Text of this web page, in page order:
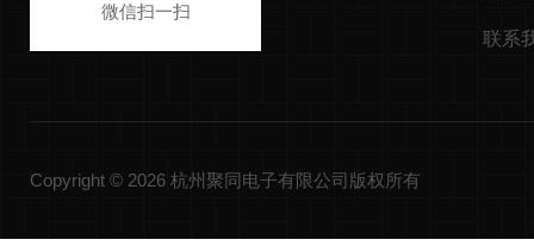
微信扫一扫
联系
Copyright © 2026 杭州聚同电子有限公司版权所有